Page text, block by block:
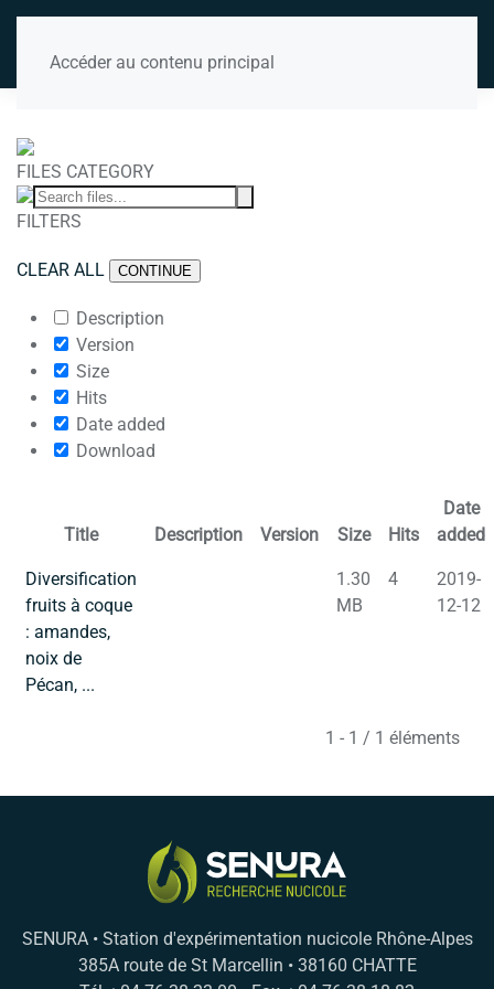
Accéder au contenu principal
FILES CATEGORY
FILTERS
CLEAR ALL CONTINUE
Description
Version
Size
Hits
Date added
Download
Title Description Version Size Hits
Date
added
Diversification
fruits à coque
: amandes,
noix de
Pécan, ...
1.30
MB
4
2019-
12-12
1 - 1 / 1 éléments
SENURA • Station d'expérimentation nucicole Rhône-Alpes
385A route de St Marcellin • 38160 CHATTE